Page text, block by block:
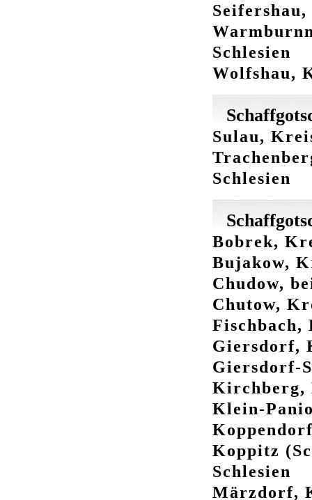
Schlesien
Wolfshau,
Sulau,
Schlesien
Bobrek,
Bujakow,
Chudow,
Chutow,
Fischbach,
Giersdorf,
Giersdorf-
Kirchberg,
Klein-
Koppitz
Schlesien
Märzdorf,